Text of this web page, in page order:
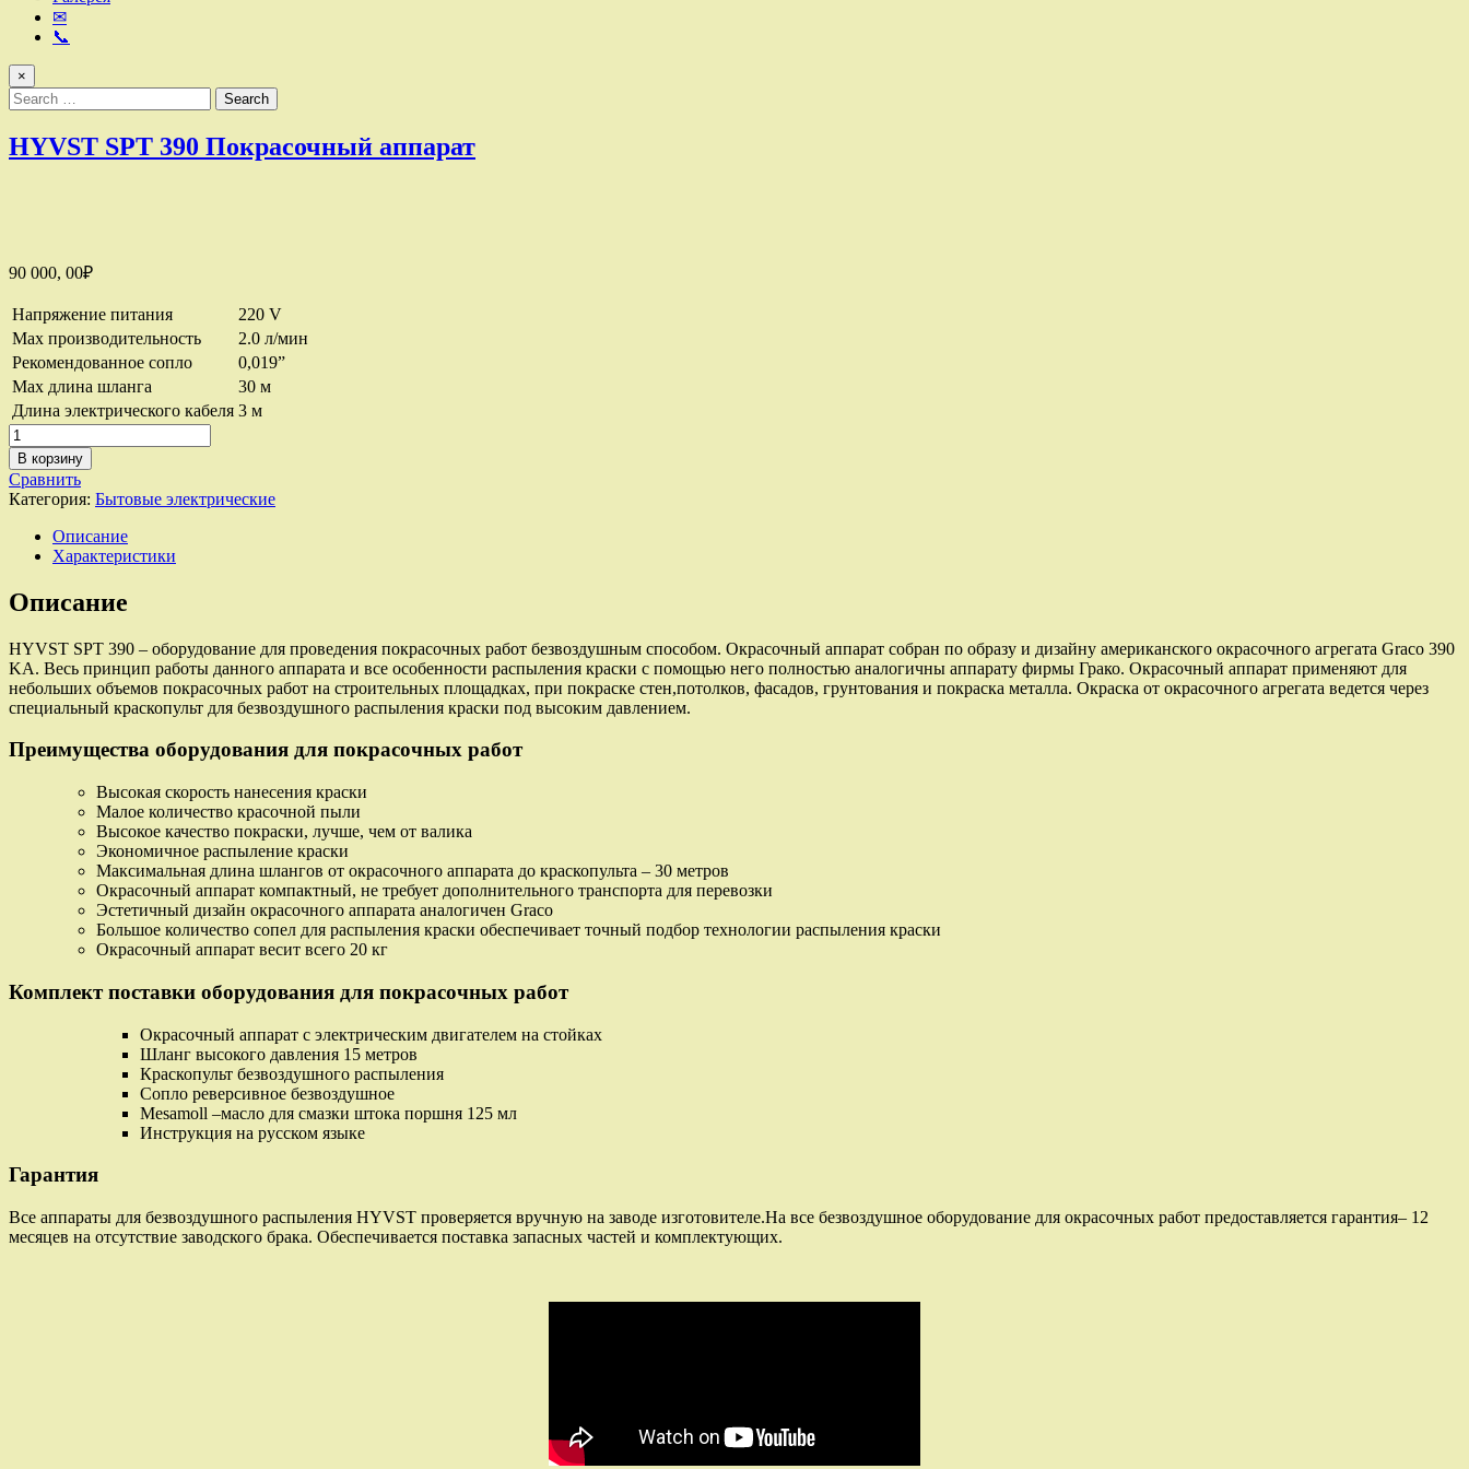
✉
📞
×
Search
for:
HYVST SPT 390 Покрасочный аппарат
90 000, 00₽
Напряжение питания
220 V
Мах производительность
2.0 л/мин
Рекомендованное сопло
0,019”
Мах длина шланга
30 м
Длина электрического кабеля 3 м
Количество
товара
HYVST
SPT
390
Покрасочный
аппарат
В корзину
Сравнить
Категория: Бытовые электрические
Описание
Характеристики
Описание
HYVST SPT 390 – оборудование для проведения покрасочных работ безвоздушным способом. Окрасочный аппарат собран по образу и дизайну американского окрасочного агрегата Graco 390
KA. Весь принцип работы данного аппарата и все особенности распыления краски с помощью него полностью аналогичны аппарату фирмы Грако. Окрасочный аппарат применяют для
небольших объемов покрасочных работ на строительных площадках, при покраске стен,потолков, фасадов, грунтования и покраска металла. Окраска от окрасочного агрегата ведется через
специальный краскопульт для безвоздушного распыления краски под высоким давлением.
Преимущества оборудования для покрасочных работ
Высокая скорость нанесения краски
Малое количество красочной пыли
Высокое качество покраски, лучше, чем от валика
Экономичное распыление краски
Максимальная длина шлангов от окрасочного аппарата до краскопульта – 30 метров
Окрасочный аппарат компактный, не требует дополнительного транспорта для перевозки
Эстетичный дизайн окрасочного аппарата аналогичен Graco
Большое количество сопел для распыления краски обеспечивает точный подбор технологии распыления краски
Окрасочный аппарат весит всего 20 кг
Комплект поставки оборудования для покрасочных работ
Окрасочный аппарат с электрическим двигателем на стойках
Шланг высокого давления 15 метров
Краскопульт безвоздушного распыления
Сопло реверсивное безвоздушное
Mesamoll –масло для смазки штока поршня 125 мл
Инструкция на русском языке
Гарантия
Все аппараты для безвоздушного распыления HYVST проверяется вручную на заводе изготовителе.На все безвоздушное оборудование для окрасочных работ предоставляется гарантия– 12
месяцев на отсутствие заводского брака. Обеспечивается поставка запасных частей и комплектующих.